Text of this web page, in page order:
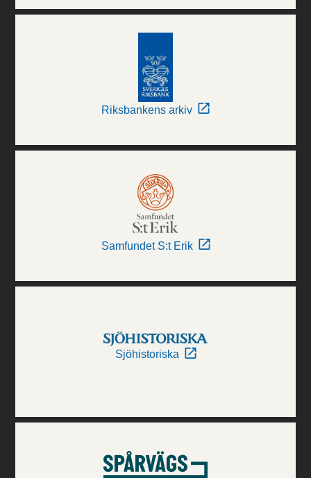
Riksbankens arkiv
Samfundet S:t Erik
Sjöhistoriska